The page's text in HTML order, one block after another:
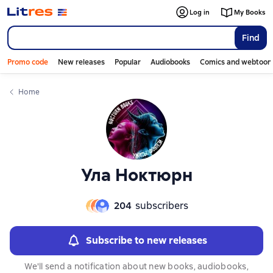
Find
Log in My Books
Promo code New releases Popular Audiobooks Comics and
Home
Ула Ноктюрн
204 subscribers
Subscribe to new releases
We'll send a notification about new books, audiobooks,
Слайдер с книгами
Слайдер с книгами